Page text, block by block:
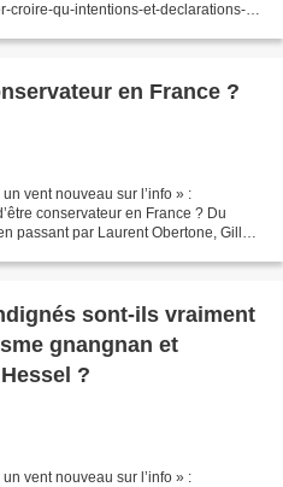
croire-qu-intentions-et-declarations-
en France ?
vent nouveau sur l’info » :
conservateur en France ? Du
passant par Laurent Obertone, Gilles-
sont-ils vraiment
gnangnan et
?
vent nouveau sur l’info » :